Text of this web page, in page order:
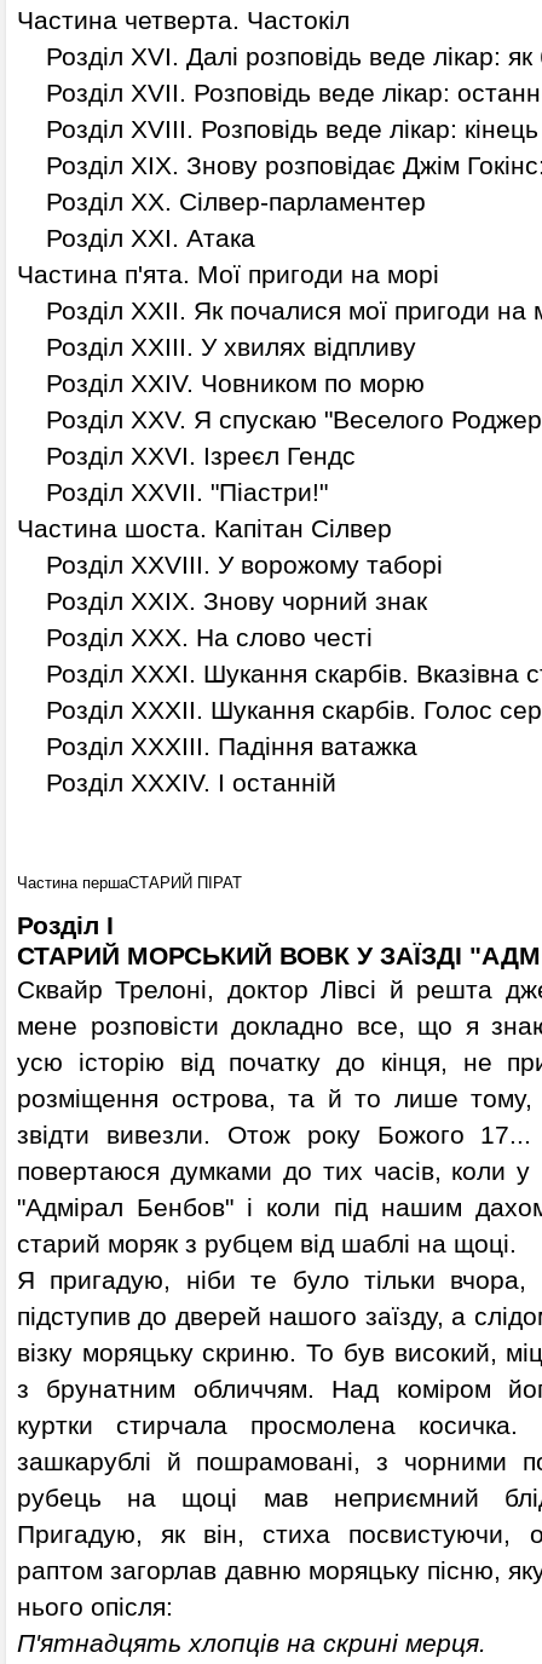
Частина четверта. Частокіл
Розділ XVI. Далі розповідь веде лікар:
Розділ XVII. Розповідь веде лікар:
Розділ XVIII. Розповідь веде лікар:
Розділ XIX. Знову розповідає Джім
Розділ XX. Сілвер-парламентер
Розділ XXI. Атака
Частина п'ята. Мої пригоди на морі
Розділ XXII. Як почалися мої пригоди на
Розділ XXIII. У хвилях відпливу
Розділ XXIV. Човником по морю
Розділ XXV. Я спускаю "Веселого
Розділ XXVI. Ізреєл Гендс
Розділ XXVII. "Піастри!"
Частина шоста. Капітан Сілвер
Розділ XXVIII. У ворожому таборі
Розділ XXIX. Знову чорний знак
Розділ XXX. На слово честі
Розділ XXXI. Шукання скарбів. Вказівна
Розділ XXXII. Шукання скарбів. Голос
Розділ XXXIII. Падіння ватажка
Розділ XXXIV. І останній
Частина першаСТАРИЙ ПІРАТ
Розділ І
СТАРИЙ МОРСЬКИЙ ВОВК У ЗАЇЗДІ
Сквайр Трелоні, доктор Лівсі й решта
мене розповісти докладно все, що я
усю історію від початку до кінця, не
розміщення острова, та й то лише
звідти вивезли. Отож року Божого
повертаюся думками до тих часів, коли у
"Адмірал Бенбов" і коли під нашим
старий моряк з рубцем від шаблі на щоці.
Я пригадую, ніби те було тільки
підступив до дверей нашого заїзду, а
візку моряцьку скриню. То був високий,
з брунатним обличчям. Над коміром
куртки стирчала просмолена
зашкарублі й пошрамовані, з чорними
рубець на щоці мав неприємний
Пригадую, як він, стиха посвистуючи,
раптом загорлав давню моряцьку пісню,
нього опісля:
П'ятнадцять хлопців на скрині мерця.